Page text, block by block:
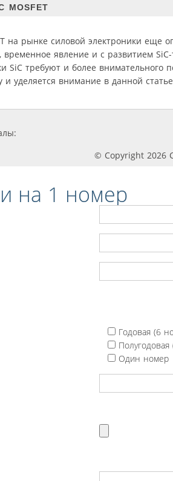
MOSFET
на рынке силовой электроники еще
временное явление и с развитием
SiC требуют и более
уделяется внимание в данной
© Copyright 2026
на 1 номер
Годовая (6
Один номер